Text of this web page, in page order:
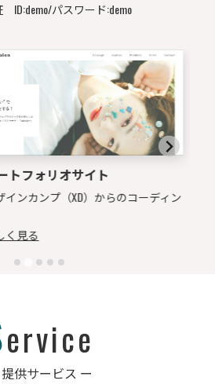
ID:demo/パスワード:demo
ォリオサイト
カンプ（XD）からのコーディン
グ
ervice
供サービス ー